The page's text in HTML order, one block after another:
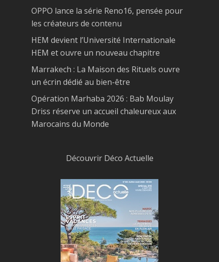
OPPO lance la série Reno16, pensée pour
les créateurs de contenu
HEM devient l’Université Internationale
HEM et ouvre un nouveau chapitre
Marrakech : La Maison des Rituels ouvre
un écrin dédié au bien-être
Opération Marhaba 2026 : Bab Moulay
Driss réserve un accueil chaleureux aux
Marocains du Monde
Découvrir Déco Actuelle